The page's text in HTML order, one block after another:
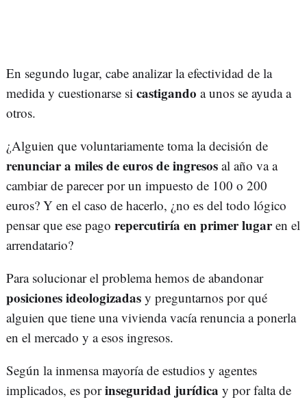
En segundo lugar, cabe analizar la efectividad de la
medida y cuestionarse si castigando a unos se ayuda a
otros.
¿Alguien que voluntariamente toma la decisión de
renunciar a miles de euros de ingresos al año va a
cambiar de parecer por un impuesto de 100 o 200
euros? Y en el caso de hacerlo, ¿no es del todo lógico
pensar que ese pago repercutiría en primer lugaren el
arrendatario?
Para solucionar el problema hemos de abandonar
posiciones ideologizadas y preguntarnos por qué
alguien que tiene una vivienda vacía renuncia a ponerla
en el mercado y a esos ingresos.
Según la inmensa mayoría de estudios y agentes
implicados, es porinseguridad jurídica y por falta de